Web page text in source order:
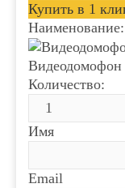
Купить в 1
Наименование:
Количество:
Имя
Email